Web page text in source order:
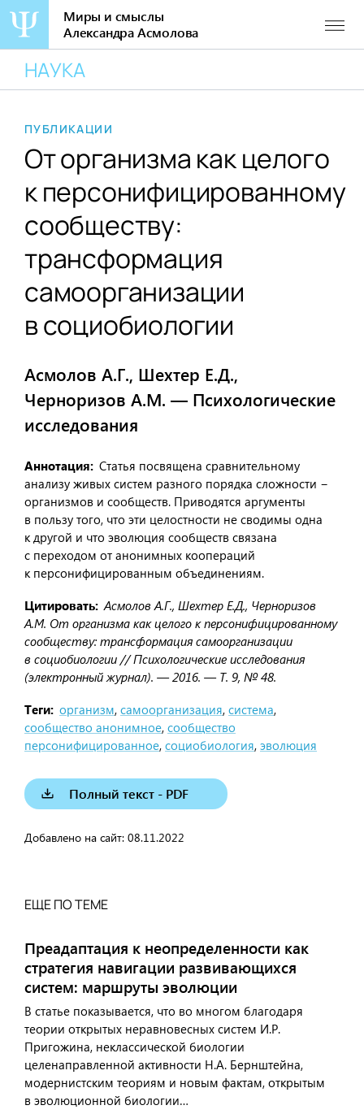
содержанию
Миры и смыслы
Александра Асмолова
НАУКА
ПУБЛИКАЦИИ
От организма как целого
к персонифицированному
сообществу:
трансформация
самоорганизации
в социобиологии
Асмолов А.Г., Шехтер Е.Д.,
Черноризов А.М. — Психологические
исследования
Аннотация Статья посвящена сравнительному
анализу живых систем разного порядка сложности −
организмов и сообществ. Приводятся аргументы
в пользу того, что эти целостности не сводимы одна
к другой и что эволюция сообществ связана
с переходом от анонимных коопераций
к персонифицированным объединениям.
Цитировать Асмолов А.Г., Шехтер Е.Д., Черноризов
А.М. От организма как целого к персонифицированному
сообществу: трансформация самоорганизации
в социобиологии // Психологические исследования
(электронный журнал). — 2016. — Т. 9, № 48.
Теги организм, самоорганизация, система,
сообщество анонимное, сообщество
персонифицированное, социобиология, эволюция
Полный текст - PDF
Добавлено на сайт: 08.11.2022
ЕЩЕ ПО ТЕМЕ
Преадаптация к неопределенности как
стратегия навигации развивающихся
систем: маршруты эволюции
В статье показывается, что во многом благодаря
теории открытых неравновесных систем И.Р.
Пригожина, неклассической биологии
целенаправленной активности Н.А. Бернштейна,
модернистским теориям и новым фактам, открытым
в эволюционной биологии…